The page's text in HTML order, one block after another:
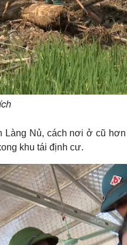
Làng Nủ, cách nơi ở cũ
khu tái định cư.